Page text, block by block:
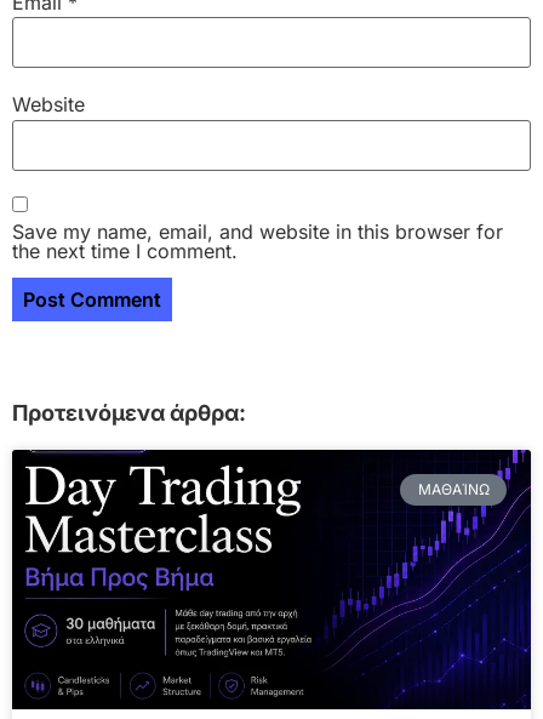
Website
Save my name, email, and website in this browser for
the next time I comment.
Προτεινόμενα άρθρα:
ΜΑΘΑΊΝΩ